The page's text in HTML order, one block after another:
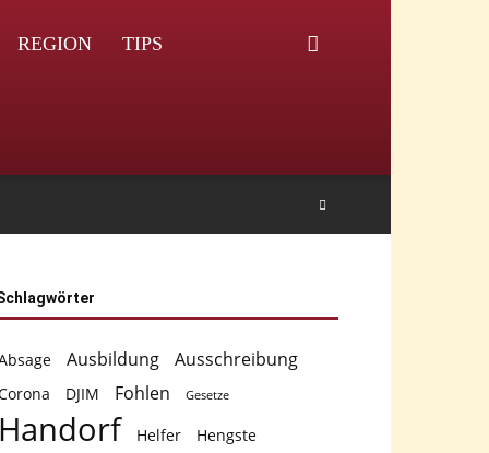
REGION TIPS
Ausbildung Ausschreibung
DJIM Fohlen Gesetze
Handorf Helfer
Hengste